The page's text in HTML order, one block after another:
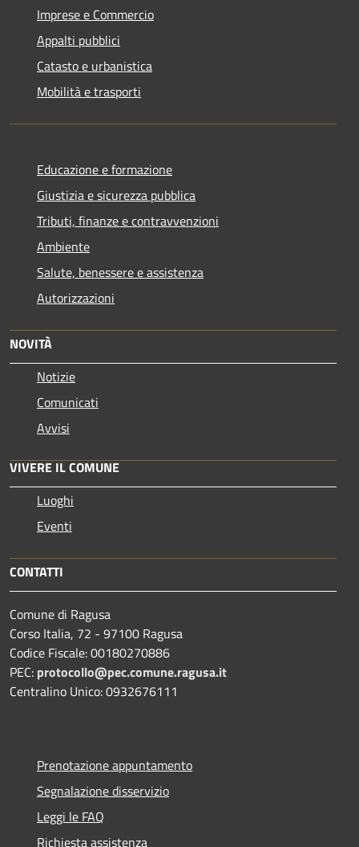
Imprese e Commercio
Appalti pubblici
Catasto e urbanistica
Mobilità e trasporti
Educazione e formazione
Giustizia e sicurezza pubblica
Tributi, finanze e contravvenzioni
Ambiente
Salute, benessere e assistenza
Autorizzazioni
NOVITÀ
Notizie
Comunicati
Avvisi
VIVERE IL COMUNE
Luoghi
Eventi
CONTATTI
Comune di Ragusa
Corso Italia, 72 - 97100 Ragusa
Codice Fiscale: 00180270886
PEC: protocollo@pec.comune.ragusa.it
Centralino Unico: 0932676111
Prenotazione appuntamento
Segnalazione disservizio
Leggi le FAQ
Richiesta assistenza